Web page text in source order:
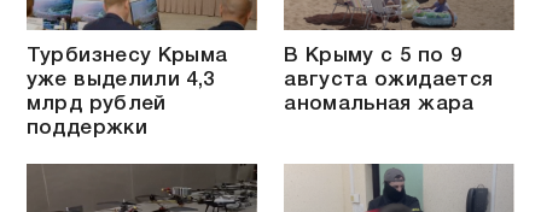
Турбизнесу Крыма
уже выделили 4,3
млрд рублей
поддержки
В Крыму с 5 по 9
августа ожидается
аномальная жара